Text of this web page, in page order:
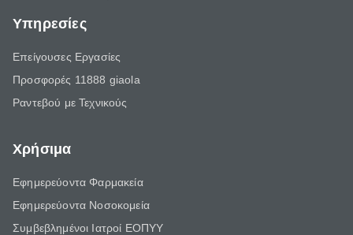
Υπηρεσίες
Επείγουσες Εργασίες
Προσφορές 11888 giaola
Ραντεβού με Τεχνικούς
Χρήσιμα
Εφημερεύοντα Φαρμακεία
Εφημερεύοντα Νοσοκομεία
Συμβεβλημένοι Ιατροί ΕΟΠΥΥ